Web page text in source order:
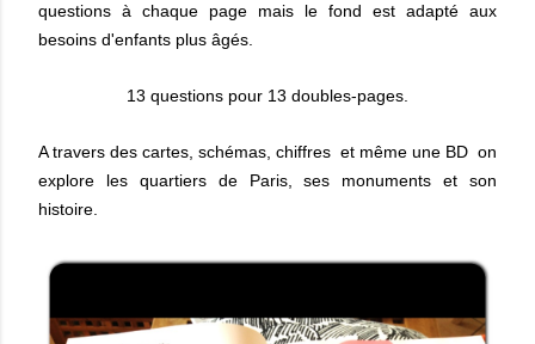
questions à chaque page mais le fond est adapté aux
besoins d'enfants plus âgés.
13 questions pour 13 doubles-pages.
A travers des cartes, schémas, chiffres et même une BD on
explore les quartiers de Paris, ses monuments et son
histoire.